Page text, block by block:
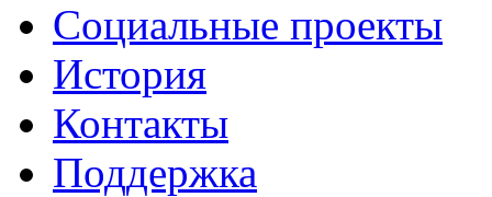
Социальные проекты
История
Контакты
Поддержка